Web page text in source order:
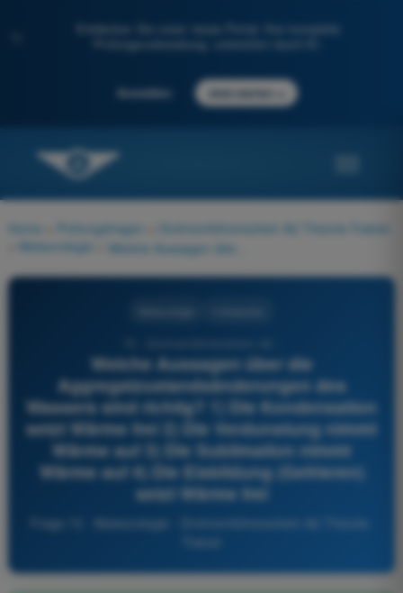
Entdecken Sie unser neues Portal: Ihre komplette
Prüfungsvorbereitung, unterstützt durch KI.
Anmelden Jetzt starten
Home Prüfungsfragen
Drohnenführerschein A2 Theorie-Trainer
Meteorologie
Welche Aussagen über die
Aggregatzustandsänderungen des
Wassers sind richtig? 1) Die Kondensation
setzt Wärme frei 2) Die Verdunstung nimmt
Wärme auf 3) Die Sublimation nimmt
Wärme auf 4) Die Eisbildung (Gefrieren)
setzt Wärme frei
Frage 72 - Meteorologie - Drohnenführerschein A2 Theorie-